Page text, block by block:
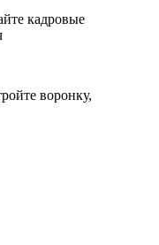
кадровые
воронку,